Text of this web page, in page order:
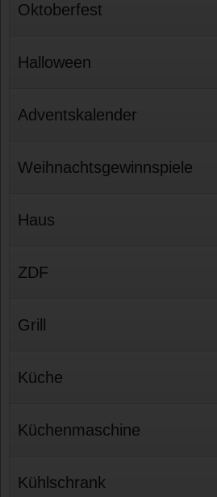
Oktoberfest
Halloween
Adventskalender
Weihnachtsgewinnspiele
Haus
ZDF
Grill
Küche
Küchenmaschine
Kühlschrank